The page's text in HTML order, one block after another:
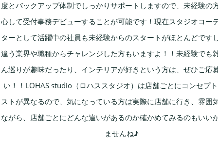
度とバックアップ体制でしっかりサポートしますので、未経験の
心して受付事務デビューすることが可能です！現在スタジオコー
ターとして活躍中の社員も未経験からのスタートがほとんどです
違う業界や職種からチャレンジした方もいますよ！！未経験でも
ん巡りが趣味だったり、インテリアが好きという方は、ぜひご応
い！！ LOHAS studio（ロハススタジオ）は店舗ごとにコンセプ
ストが異なるので、気になっている方は実際に店舗に行き、雰囲
ながら、店舗ごとにどんな違いがあるのか確かめてみるのもいい
ませんね♪